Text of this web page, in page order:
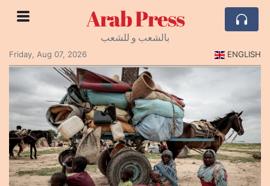
Arab Press
بالشعب و للشعب
Friday, Aug 07, 2026
ENGLISH